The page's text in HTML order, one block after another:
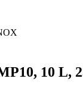
10 L,